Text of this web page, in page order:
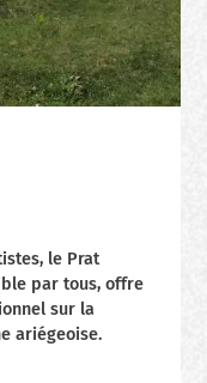
le Prat
par tous, offre
sur la
ariégeoise.